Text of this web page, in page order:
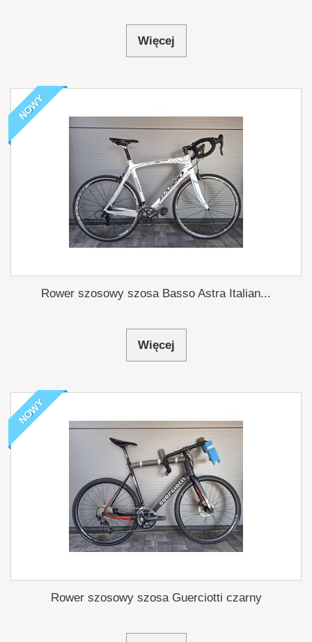
Więcej
NOWY
Rower szosowy szosa Basso Astra Italian...
Więcej
NOWY
Rower szosowy szosa Guerciotti czarny